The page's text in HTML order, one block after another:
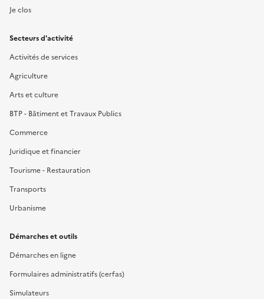
Je clos
Secteurs d'activité
Activités de services
Agriculture
Arts et culture
BTP - Bâtiment et Travaux Publics
Commerce
Juridique et financier
Tourisme - Restauration
Transports
Urbanisme
Démarches et outils
Démarches en ligne
Formulaires administratifs (cerfas)
Simulateurs